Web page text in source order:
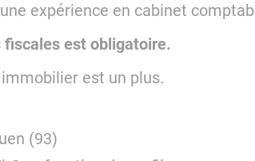
expérience en cabinet
est obligatoire.
est un plus.
(93)